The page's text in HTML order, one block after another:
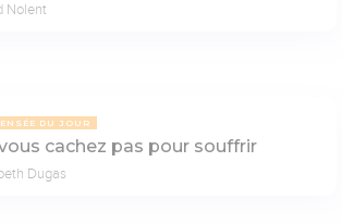
Nolent
DU JOUR
cachez pas pour souffrir
Dugas